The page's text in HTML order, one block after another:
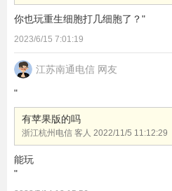
2023/6/15 7:01:19
你也玩重生细胞打几细胞了？"
江苏南通电信 网友
"
有苹果版的吗
浙江杭州电信 客人 2022/11/5 11:12:29
能玩
"